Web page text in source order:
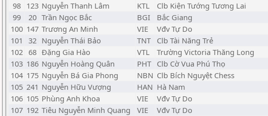
98 123 Nguyễn Thanh Lâm KTL Clb Kiện Tướng Tương Lai
99
20 Trần Ngọc Bắc BGI Bắc Giang
100 147 Trương An Minh VIE Vđv Tự Do
101
32 Nguyễn Thái Bảo TNT Clb Tài Năng Trẻ
102 68 Đặng Gia Hào VTL Trường Victoria Thăng Long
103 186 Nguyễn Hoàng Quân PHT Clb Cờ Vua Phú Thọ
104 175 Nguyễn Bá Gia Phong NBN Clb Bích Nguyệt Chess
105 241 Nguyễn Hữu Vượng HAN Hà Nam
106 105 Phùng Anh Khoa VIE Vđv Tự Do
107 192 Tiêu Nguyễn Minh Quang VIE Vđv Tự Do